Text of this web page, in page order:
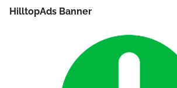
HilltopAds Banner